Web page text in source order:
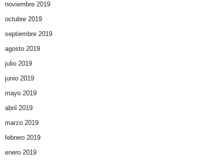
noviembre 2019
octubre 2019
septiembre 2019
agosto 2019
julio 2019
junio 2019
mayo 2019
abril 2019
marzo 2019
febrero 2019
enero 2019